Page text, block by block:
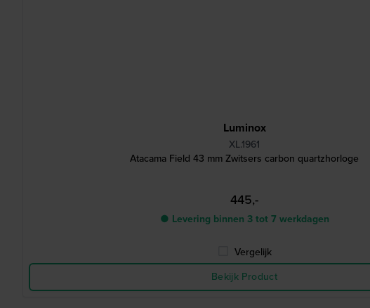
Luminox
XL.1961
Atacama Field 43 mm Zwitsers carbon quartzhorloge
445,-
● Levering binnen 3 tot 7 werkdagen
Vergelijk
Bekijk Product